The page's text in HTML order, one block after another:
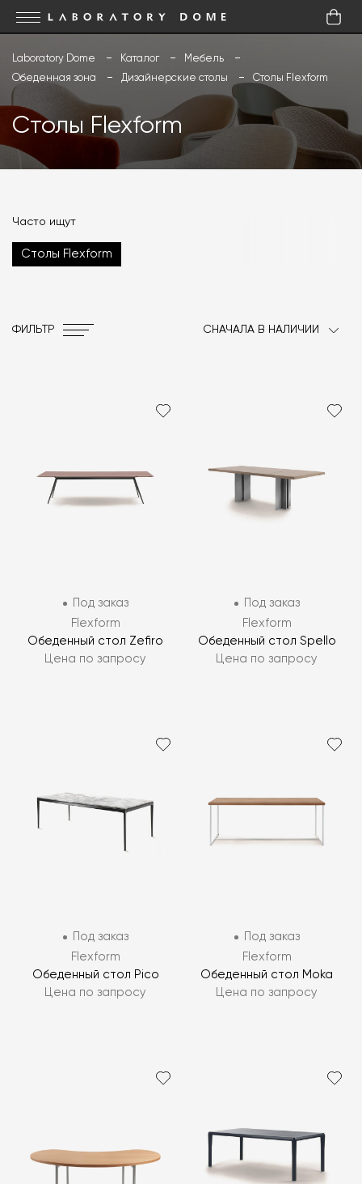
Laboratory Dome Каталог
Мебель
Обеденная зона
Дизайнерские столы Столы Flexform
Столы Flexform
Часто ищут
Столы Flexform
ФИЛЬТР СНАЧАЛА В НАЛИЧИИ
Под заказ
Flexform
Обеденный стол Zefiro
Цена по запросу
Под заказ
Flexform
Обеденный стол Spello
Цена по запросу
Под заказ
Flexform
Обеденный стол Pico
Цена по запросу
Под заказ
Flexform
Обеденный стол Moka
Цена по запросу